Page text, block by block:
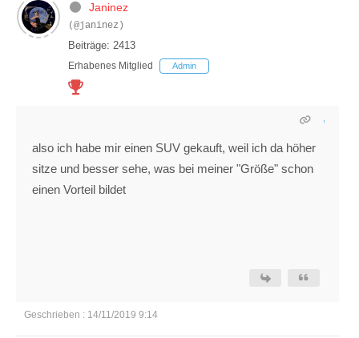
Janinez
(@janinez)
Beiträge: 2413
Erhabenes Mitglied Admin
also ich habe mir einen SUV gekauft, weil ich da höher
sitze und besser sehe, was bei meiner "Größe" schon
einen Vorteil bildet
Geschrieben : 14/11/2019 9:14